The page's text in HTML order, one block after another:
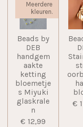
Meerdere
kleuren.
Beads by
DEB
handgem
aakte
ketting
bloemetje
s Miyuki
glaskrale
n
€ 12,99
€